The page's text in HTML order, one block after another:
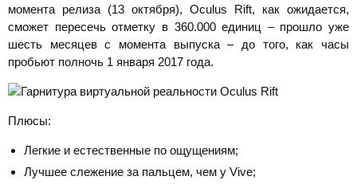
момента релиза (13 октября), Oculus Rift, как ожидается,
сможет пересечь отметку в 360.000 единиц – прошло уже
шесть месяцев с момента выпуска – до того, как часы
пробьют полночь 1 января 2017 года.
Плюсы:
Легкие и естественные по ощущениям;
Лучшее слежение за пальцем, чем у Vive;